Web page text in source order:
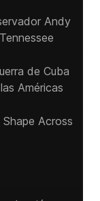
Andy
de Cuba
Américas
Across